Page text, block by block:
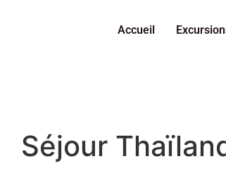
Accueil
Séjour